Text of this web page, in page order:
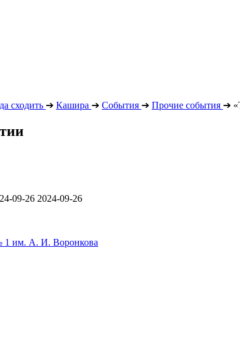
сходить ➔ Кашира ➔ События ➔ Прочие события ➔
09-26 2024-09-26
1 им. А. И. Воронкова